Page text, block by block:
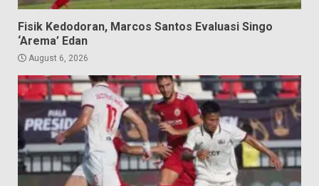
Fisik Kedodoran, Marcos Santos Evaluasi Singo
‘Arema’ Edan
August 6, 2026